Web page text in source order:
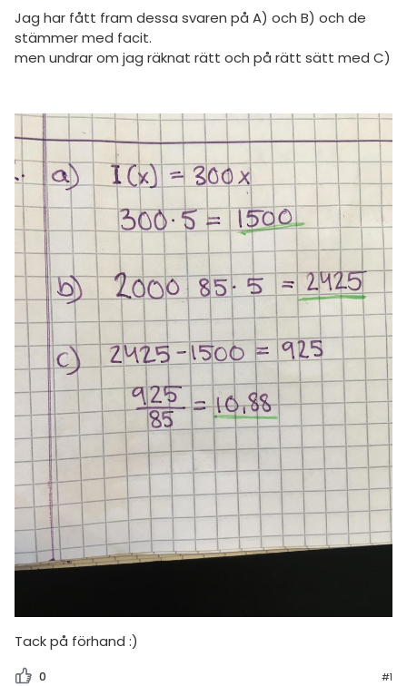
Jag har fått fram dessa svaren på A) och B) och de
stämmer med facit.
men undrar om jag räknat rätt och på rätt sätt med C)
Tack på förhand :)
0 #1